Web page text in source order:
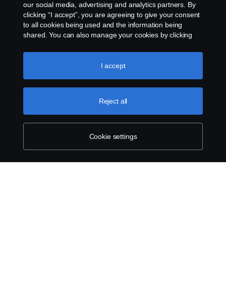
our social media, advertising and analytics partners. By
clicking “I accept”, you are agreeing to give your consent
to all cookies being used and the information being
shared. You can also manage your cookies by clicking
like to accept. For a more detailed explanation of how we
use cookies, please visit our cookies section, which you
Cookie settings
Reject all
I accept